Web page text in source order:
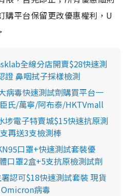
購平台保留更改優惠權利，U
全線分店開賣$28快速測
證 鼻咽拭子採樣檢測
病毒快速測試劑購買平台一
氏/萬寧/阿布泰/HKTVmall
埗電子特賣城$15快速抗原測
再送3支檢測棒
口罩+快速測試套裝優
口罩2盒+5支抗原檢測試劑
認可$18快速測試套裝 現貨
病毒